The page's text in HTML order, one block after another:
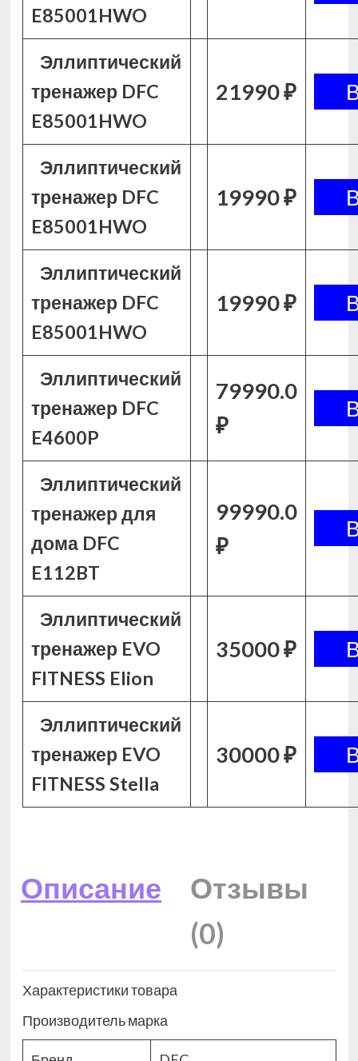
E85001HWO
Эллиптический
тренажер DFC
E85001HWO
21990 ₽
Эллиптический
тренажер DFC
E85001HWO
19990 ₽
Эллиптический
тренажер DFC
E85001HWO
19990 ₽
Эллиптический
тренажер DFC
E4600P
79990.0
₽
Эллиптический
тренажер для
дома DFC
E112BT
99990.0
₽
Эллиптический
тренажер EVO
FITNESS Elion
35000 ₽
Эллиптический
тренажер EVO
FITNESS Stella
30000 ₽
Описание
Отзывы
(0)
Характеристики товара
Производитель марка